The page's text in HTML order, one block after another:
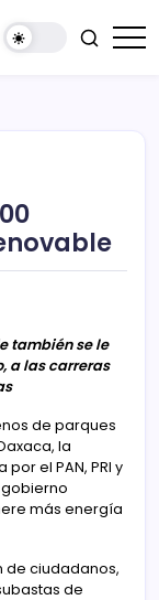
también se le
a las carreras
de parques
la
el PAN, PRI y
gobierno
más energía
de ciudadanos,
de